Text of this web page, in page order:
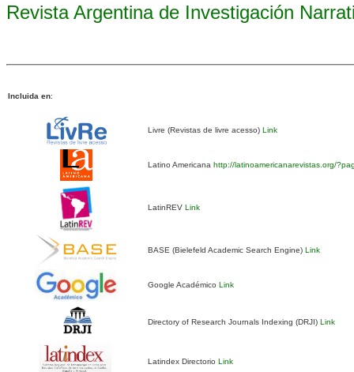
Revista Argentina de Investigación
Incluida en:
Livre (Revistas de livre acesso) Link
Latino Americana http://latinoamericanarevistas.org/
LatinREV Link
BASE (Bielefeld Academic Search Engine) Link
Google AcadémicoLink
Directory of Research Journals Indexing (DRJI)Link
Latindex DirectorioLink